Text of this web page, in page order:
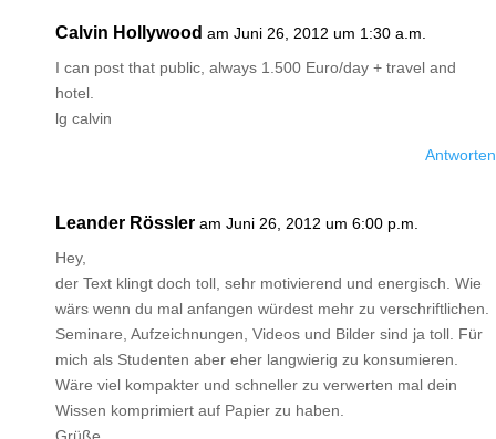
Calvin Hollywood am Juni 26, 2012 um 1:30 a.m.
I can post that public, always 1.500 Euro/day + travel and
hotel.
lg calvin
Antworten
Leander Rössler am Juni 26, 2012 um 6:00 p.m.
Hey,
der Text klingt doch toll, sehr motivierend und energisch. Wie
wärs wenn du mal anfangen würdest mehr zu verschriftlichen.
Seminare, Aufzeichnungen, Videos und Bilder sind ja toll. Für
mich als Studenten aber eher langwierig zu konsumieren.
Wäre viel kompakter und schneller zu verwerten mal dein
Wissen komprimiert auf Papier zu haben.